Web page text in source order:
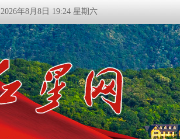
2026年8月8日 19:24 星期六